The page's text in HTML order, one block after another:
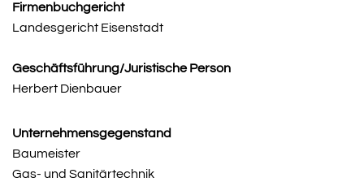
Firmenbuchgericht
Landesgericht Eisenstadt
Geschäftsführung/Juristische Person
Herbert Dienbauer
Unternehmensgegenstand
Baumeister
Gas- und Sanitärtechnik